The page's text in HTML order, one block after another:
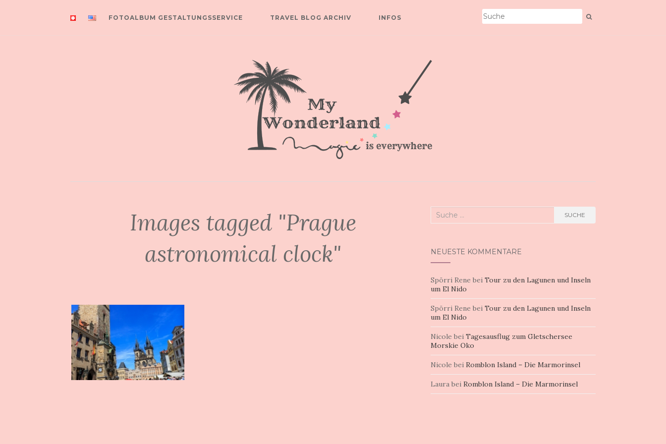
FOTOALBUM GESTALTUNGSSERVICE TRAVEL BLOG ARCHIV INFOS
Images tagged "Prague
astronomical clock"
Suche
SUCHE
NEUESTE KOMMENTARE
Spörri Rene bei Tour zu den Lagunen und Inseln
um El Nido
Spörri Rene bei Tour zu den Lagunen und Inseln
um El Nido
Nicole bei Tagesausflug zum Gletschersee
Morskie Oko
Nicole bei Romblon Island – Die Marmorinsel
Laurabei Romblon Island – Die Marmorinsel